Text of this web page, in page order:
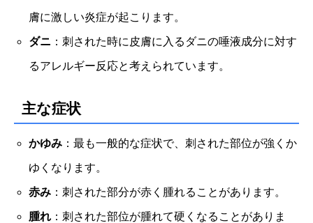
膚に激しい炎症が起こります。
ダニ ：刺された時に皮膚に入るダニの唾液成分に対す
るアレルギー反応と考えられています。
主な症状
かゆみ：最も一般的な症状で、刺された部位が強くか
ゆくなります。
赤み：刺された部分が赤く腫れることがあります。
腫れ：刺された部位が腫れて硬くなることがありま